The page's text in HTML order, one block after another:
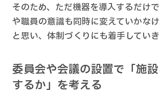
そのため、ただ機器を導入するだけ
や職員の意識も同時に変えていかな
と思い、体制づくりにも着手していき
委員会や会議の設置で「施
するか」を考える